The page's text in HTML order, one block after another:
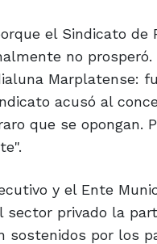
el Sindicato
no
Marplatense:
acusó al
que se
y el Ente
privado la
por los